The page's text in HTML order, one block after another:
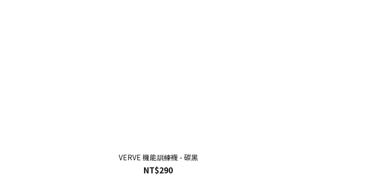
VERVE 機能訓練襪 - 碳黑
NT$290